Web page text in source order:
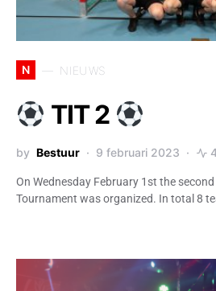
N NIEUWS
TIT 2
by Bestuur 9 februari 2023
On Wednesday February 1st the
Tournament was organized. In total 8